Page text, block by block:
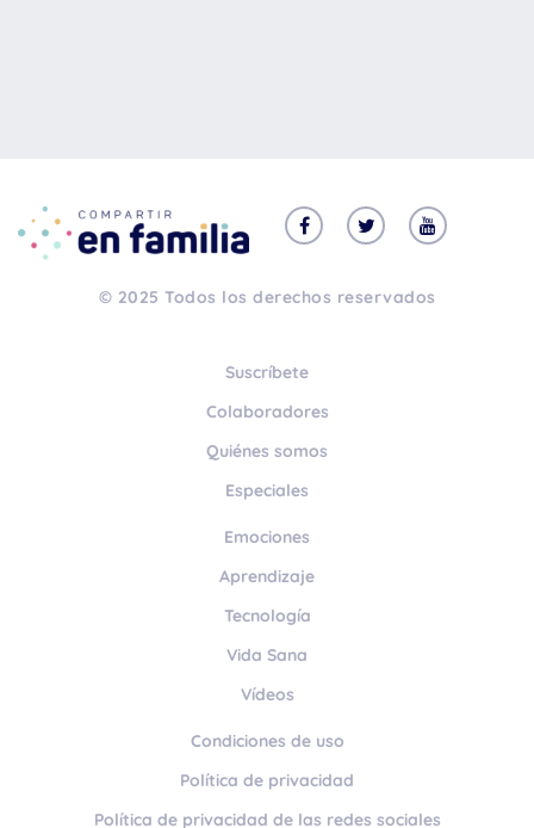
© 2025 Todos los derechos reservados
Suscríbete
Colaboradores
Quiénes somos
Especiales
Emociones
Aprendizaje
Tecnología
Vida Sana
Vídeos
Condiciones de uso
Política de privacidad
Política de privacidad de las redes sociales